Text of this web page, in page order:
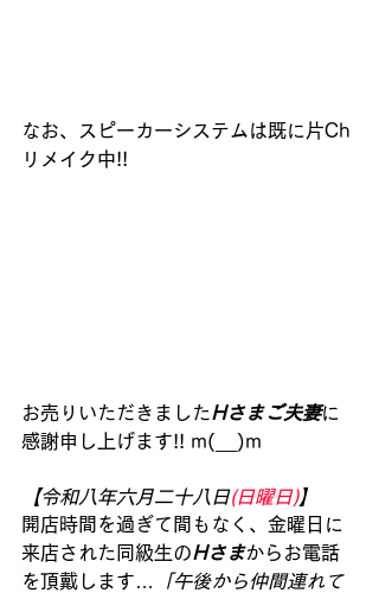
なお、スピーカーシステムは既に片Ch
リメイク中!!
お売りいただきましたHさまご夫妻に
感謝申し上げます!! m(__)m
【令和八年六月二十八日(日曜日)】
開店時間を過ぎて間もなく、金曜日に
来店された同級生のHさまからお電話
を頂戴します…
「午後から仲間連れて